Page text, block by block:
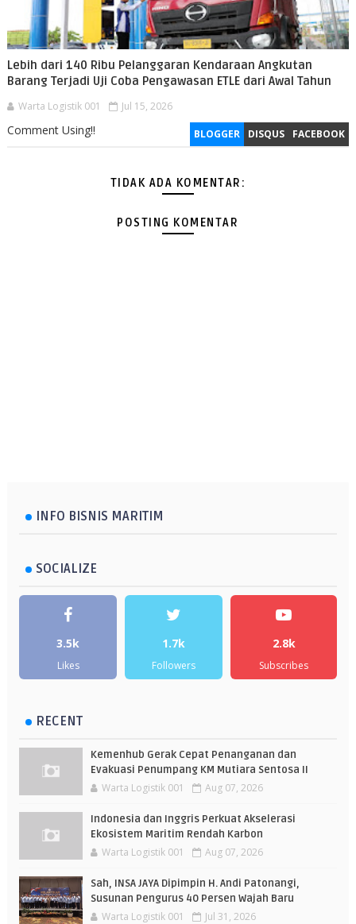
Lebih dari 140 Ribu Pelanggaran Kendaraan Angkutan
Barang Terjadi Uji Coba Pengawasan ETLE dari Awal Tahun
Warta Logistik 001 Jul 15, 2026
BLOGGER DISQUS FACEBOOK
Comment Using!!
TIDAK ADA KOMENTAR:
POSTING KOMENTAR
INFO BISNIS MARITIM
SOCIALIZE
3.5k
Likes
1.7k
Followers
2.8k
Subscribes
RECENT
Kemenhub Gerak Cepat Penanganan dan
Evakuasi Penumpang KM Mutiara Sentosa II
Warta Logistik 001 Aug 07, 2026
Indonesia dan Inggris Perkuat Akselerasi
Ekosistem Maritim Rendah Karbon
Warta Logistik 001 Aug 07, 2026
Sah, INSA JAYA Dipimpin H. Andi Patonangi,
Susunan Pengurus 40 Persen Wajah Baru
Warta Logistik 001 Jul 31, 2026